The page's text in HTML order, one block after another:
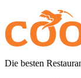
Die besten